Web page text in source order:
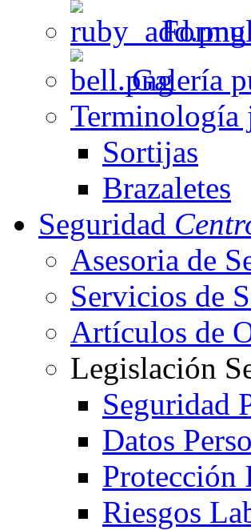
Galería
Terminología
Sortijas
Brazaletes
Seguridad
Asesoria de
Servicios de
Artículos de
Legislación
Seguridad
Datos
Protección
Riesgos